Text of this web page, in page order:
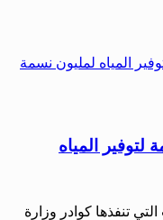
المياه
تنفذها كوادر وزارة